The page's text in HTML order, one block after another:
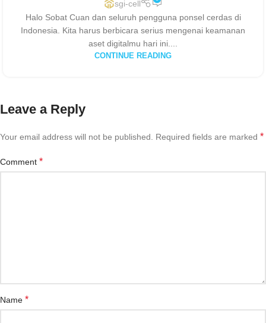
sgi-cell
Halo Sobat Cuan dan seluruh pengguna ponsel cerdas di
Indonesia. Kita harus berbicara serius mengenai keamanan
aset digitalmu hari ini....
CONTINUE READING
Leave a Reply
Your email address will not be published. Required fields are marked *
Comment *
Name *